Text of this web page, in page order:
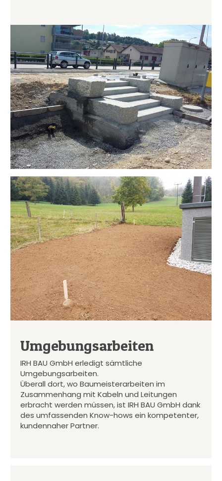
Umgebungsarbeiten
IRH BAU GmbH erledigt sämtliche
Umgebungsarbeiten.
Überall dort, wo Baumeisterarbeiten im
Zusammenhang mit Kabeln und Leitungen
erbracht werden müssen, ist IRH BAU GmbH dank
des umfassenden Know-hows ein kompetenter,
kundennaher Partner.